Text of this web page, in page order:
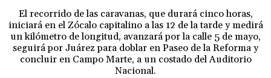
El recorrido de las caravanas, que durará cinco horas,
iniciará en el Zócalo capitalino a las 12 de la tarde y medirá
un kilómetro de longitud, avanzará por la calle 5 de mayo,
seguirá por Juárez para doblar en Paseo de la Reforma y
concluir en Campo Marte, a un costado del Auditorio
Nacional.